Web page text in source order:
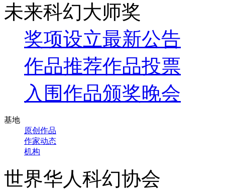
未来科幻大师奖
奖项设立最新公告
作品推荐作品投票
入围作品颁奖晚会
基地
原创作品
作家动态
机构
世界华人科幻协会